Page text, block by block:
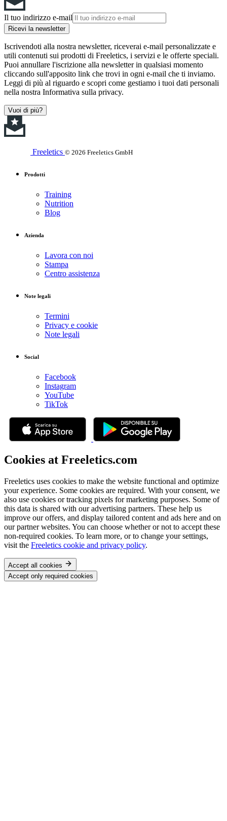
Il tuo indirizzo e-mail
Ricevi la newsletter
Iscrivendoti alla nostra newsletter, riceverai e-mail personalizzate e
utili contenuti sui prodotti di Freeletics, i servizi e le offerte speciali.
Puoi annullare l'iscrizione alla newsletter in qualsiasi momento
cliccando sull'apposito link che trovi in ogni e-mail che ti inviamo.
Leggi di più al riguardo e scopri come gestiamo i tuoi dati personali
nella nostra Informativa sulla privacy.
Vuoi di più?
Freeletics © 2026 Freeletics GmbH
Prodotti
Training
Nutrition
Blog
Azienda
Lavora con noi
Stampa
Centro assistenza
Note legali
Termini
Privacy e cookie
Note legali
Social
Facebook
Instagram
YouTube
TikTok
Cookies at Freeletics.com
Freeletics uses cookies to make the website functional and optimize
your experience. Some cookies are required. With your consent, we
also use cookies or tracking pixels for marketing purposes. Some of
this data is shared with our advertising partners. These help us
improve our offers, and display tailored content and ads here and on
our partner websites. You can choose whether or not to accept these
non-required cookies. To learn more, or to change your settings,
visit the Freeletics cookie and privacy policy.
Accept all cookies
Accept only required cookies